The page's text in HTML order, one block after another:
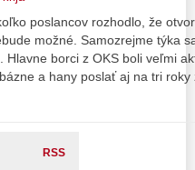
poslancov rozhodlo, že
možné. Samozrejme týka
Hlavne borci z OKS boli veľmi
a hany poslať aj na tri
RSS